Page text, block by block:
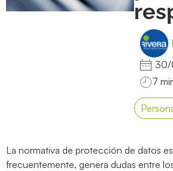
30/
La normativa de protección de datos
frecuentemente, genera dudas entre